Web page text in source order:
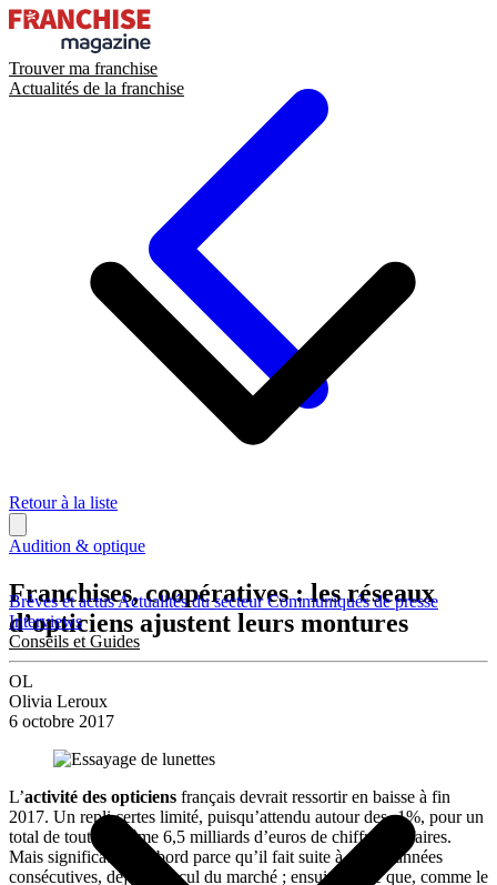
Trouver ma franchise
Actualités de la franchise
Brèves et actusActualités du secteurCommuniqués de presse
Interviews
Conseils et Guides
Retour à la liste
Audition & optique
Franchises, coopératives : les réseaux
d’opticiens ajustent leurs montures
OL
Olivia Leroux
6 octobre 2017
L’activité des opticiens français devrait ressortir en baisse à fin
2017. Un repli certes limité, puisqu’attendu autour des -1%, pour un
total de tout de même 6,5 milliards d’euros de chiffre d’affaires.
Mais significatif : d’abord parce qu’il fait suite à quatre années
consécutives, déjà, de recul du marché ; ensuite parce que, comme le